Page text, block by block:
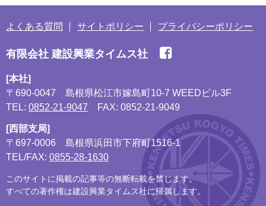
よくある質問 サイトポリシー プライバシーポリシー
有限会社 建設興業タイムス社
[本社]
〒690-0047
島根県松江市嫁島町10-7 WEEDビル3F
TEL: 0852-21-9047 FAX: 0852-21-9049
[西部支局]
〒697-0006
島根県浜田市下府町1516-1
TEL/FAX: 0855-28-1630
このサイトに掲載の記事等の無断転載を禁じます。
すべての著作権は建設興業タイムス社に帰属します。